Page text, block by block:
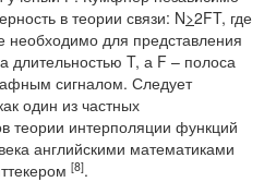
в теории связи: N>2FT, где
необходимо для представления
длительностью T, а F – полоса
сигналом. Следует
один из частных
теории интерполяции функций
английскими математиками
[8].